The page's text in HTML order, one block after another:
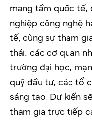
mang tầm quốc tế,
nghiệp công nghệ
tế, cùng sự tham
thái: các cơ quan
trường đại học,
quỹ đầu tư, các tổ
sáng tạo. Dự kiến
tham gia trực tiếp